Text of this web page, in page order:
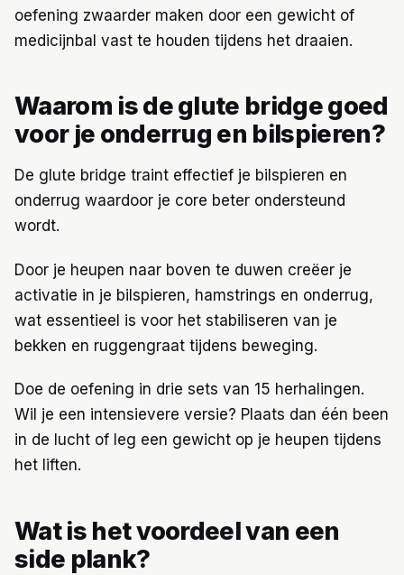
oefening zwaarder maken door een gewicht of
medicijnbal vast te houden tijdens het draaien.
Waarom is de glute bridge goed
voor je onderrug en bilspieren?
De glute bridge traint effectief je bilspieren en
onderrug waardoor je core beter ondersteund
wordt.
Door je heupen naar boven te duwen creëer je
activatie in je bilspieren, hamstrings en onderrug,
wat essentieel is voor het stabiliseren van je
bekken en ruggengraat tijdens beweging.
Doe de oefening in drie sets van 15 herhalingen.
Wil je een intensievere versie? Plaats dan één been
in de lucht of leg een gewicht op je heupen tijdens
het liften.
Wat is het voordeel van een
side plank?